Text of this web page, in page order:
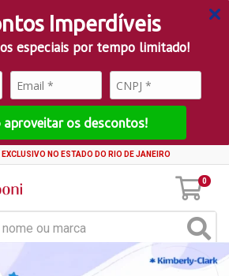
Imperdíveis
especiais por tempo limitado!
aproveitar os descontos!
NO ESTADO DO RIO DE JANEIRO
0